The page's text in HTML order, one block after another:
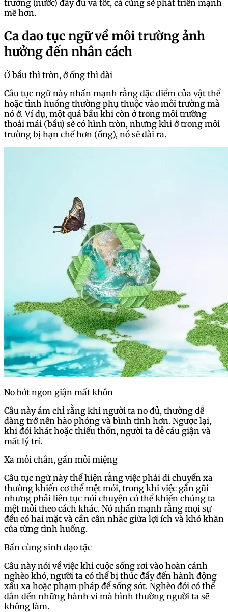
trường (nước) đầy đủ và tốt, cá cũng sẽ phát triển mạnh
mẽ hơn.
Ca dao tục ngữ về môi trường ảnh
hưởng đến nhân cách
Ở bầu thì tròn, ở ống thì dài
Câu tục ngữ này nhấn mạnh rằng đặc điểm của vật thể
hoặc tình huống thường phụ thuộc vào môi trường mà
nó ở. Ví dụ, một quả bầu khi còn ở trong môi trường
thoải mái (bầu) sẽ có hình tròn, nhưng khi ở trong môi
trường bị hạn chế hơn (ống), nó sẽ dài ra.
No bớt ngon giận mất khôn
Câu này ám chỉ rằng khi người ta no đủ, thường dễ
dàng trở nên hào phóng và bình tĩnh hơn. Ngược lại,
khi đói khát hoặc thiếu thốn, người ta dễ cáu giận và
mất lý trí.
Xa mỏi chân, gần mỏi miệng
Câu tục ngữ này thể hiện rằng việc phải di chuyển xa
thường khiến cơ thể mệt mỏi, trong khi việc gần gũi
nhưng phải liên tục nói chuyện có thể khiến chúng ta
mệt mỏi theo cách khác. Nó nhấn mạnh rằng mọi sự
đều có hai mặt và cần cân nhắc giữa lợi ích và khó khăn
của từng tình huống.
Bần cùng sinh đạo tặc
Câu này nói về việc khi cuộc sống rơi vào hoàn cảnh
nghèo khó, người ta có thể bị thúc đẩy đến hành động
xấu xa hoặc phạm pháp để sống sót. Nghèo đói có thể
dẫn đến những hành vi mà bình thường người ta sẽ
không làm.